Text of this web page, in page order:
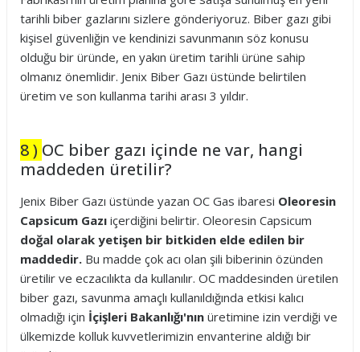
tarihli biber gazlarını sizlere gönderiyoruz. Biber gazı gibi
kişisel güvenliğin ve kendinizi savunmanın söz konusu
olduğu bir üründe, en yakın üretim tarihli ürüne sahip
olmanız önemlidir. Jenix Biber Gazı üstünde belirtilen
üretim ve son kullanma tarihi arası 3 yıldır.
8 ) OC biber gazı içinde ne var, hangi
maddeden üretilir?
Jenix Biber Gazı üstünde yazan OC Gas ibaresi Oleoresin
Capsicum Gazı içerdiğini belirtir. Oleoresin Capsicum
doğal olarak yetişen bir bitkiden elde edilen bir
maddedir. Bu madde çok acı olan şili biberinin özünden
üretilir ve eczacılıkta da kullanılır. OC maddesinden üretilen
biber gazı, savunma amaçlı kullanıldığında etkisi kalıcı
olmadığı için İçişleri Bakanlığı'nın üretimine izin verdiği ve
ülkemizde kolluk kuvvetlerimizin envanterine aldığı bir